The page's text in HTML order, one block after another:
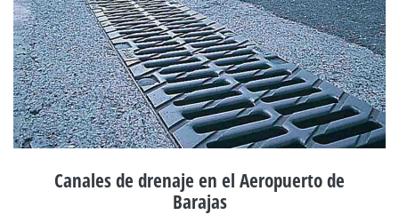
Canales de drenaje en el Aeropuerto de
Barajas